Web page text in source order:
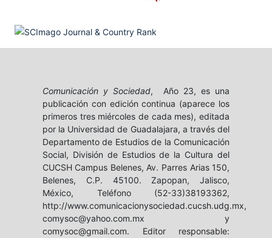
Comunicación y Sociedad, Año 23, es una
publicación con edición continua (aparece los
primeros tres miércoles de cada mes), editada
por la Universidad de Guadalajara, a través del
Departamento de Estudios de la Comunicación
Social, División de Estudios de la Cultura del
CUCSH Campus Belenes, Av. Parres Arias 150,
Belenes, C.P. 45100. Zapopan, Jalisco,
México, Teléfono (52-33)38193362,
http://www.comunicacionysociedad.cucsh.udg.mx,
comysoc@yahoo.com.mx y
comysoc@gmail.com. Editor responsable: